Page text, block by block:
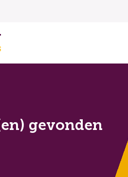
gevonden